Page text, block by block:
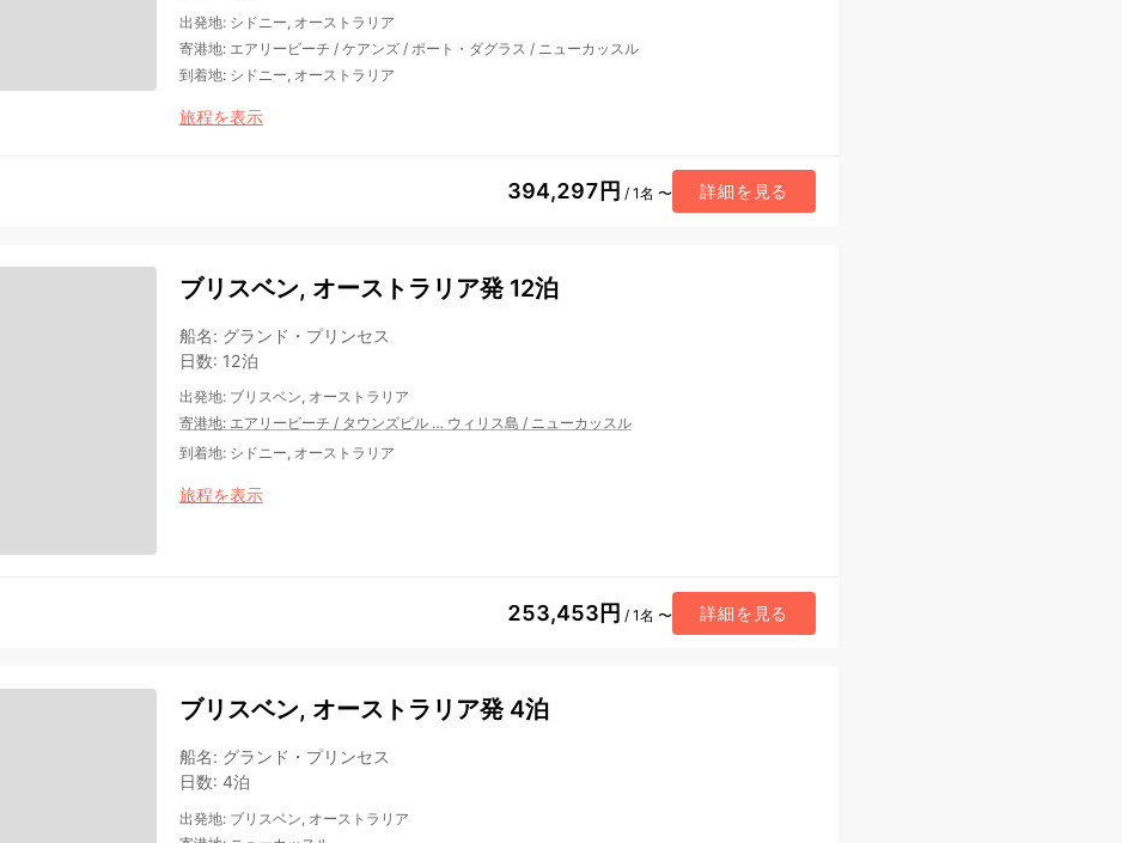
出発地: シドニー, オーストラリア
寄港地: エアリービーチ / ケアンズ/ ポート・ダグラス / ニューカッスル
到着地: シドニー, オーストラリア
旅程を表示
394,297円 / 1名 〜 詳細を見る
ブリスベン, オーストラリア発 12泊
船名: グランド・プリンセス
日数: 12泊
出発地: ブリスベン, オーストラリア
寄港地: エアリービーチ / タウンズビル… ウィリス島 / ニューカッスル
到着地: シドニー, オーストラリア
旅程を表示
253,453円 / 1名 〜 詳細を見る
ブリスベン, オーストラリア発 4泊
船名: グランド・プリンセス
日数: 4泊
出発地: ブリスベン, オーストラリア